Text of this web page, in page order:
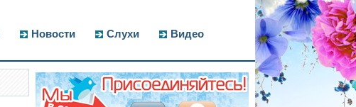
Новости Слухи Видео